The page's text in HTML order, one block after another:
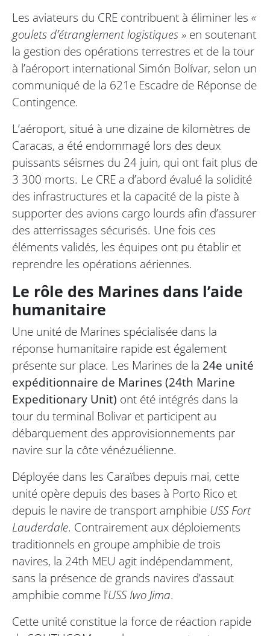
Les aviateurs du CRE contribuent à éliminer les «
goulets d’étranglement logistiques » en soutenant
la gestion des opérations terrestres et de la tour
à l’aéroport international Simón Bolívar, selon un
communiqué de la 621e Escadre de Réponse de
Contingence.
L’aéroport, situé à une dizaine de kilomètres de
Caracas, a été endommagé lors des deux
puissants séismes du 24 juin, qui ont fait plus de
3 300 morts. Le CRE a d’abord évalué la solidité
des infrastructures et la capacité de la piste à
supporter des avions cargo lourds afin d’assurer
des atterrissages sécurisés. Une fois ces
éléments validés, les équipes ont pu établir et
reprendre les opérations aériennes.
Le rôle des Marines dans l’aide
humanitaire
Une unité de Marines spécialisée dans la
réponse humanitaire rapide est également
présente sur place. Les Marines de la 24e unité
expéditionnaire de Marines (24th Marine
Expeditionary Unit) ont été intégrés dans la
tour du terminal Bolivar et participent au
débarquement des approvisionnements par
navire sur la côte vénézuélienne.
Déployée dans les Caraïbes depuis mai, cette
unité opère depuis des bases à Porto Rico et
depuis le navire de transport amphibie USS Fort
Lauderdale. Contrairement aux déploiements
traditionnels en groupe amphibie de trois
navires, la 24th MEU agit indépendamment,
sans la présence de grands navires d’assaut
amphibie comme l’USS Iwo Jima.
Cette unité constitue la force de réaction rapide